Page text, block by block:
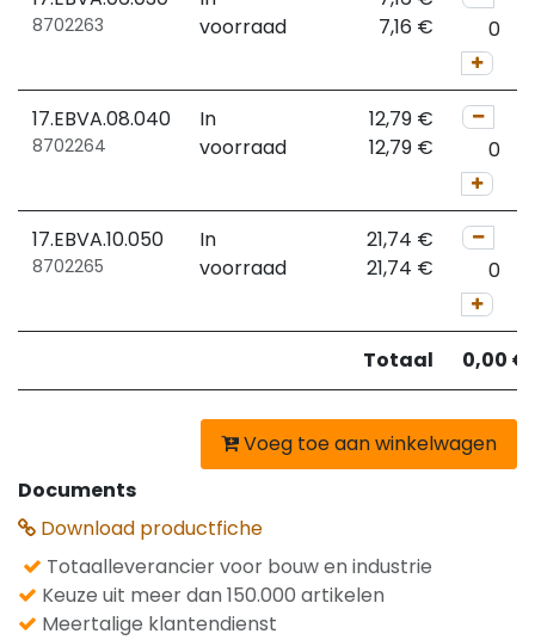
8702263
voorraad
7,16 €
17.EBVA.08.040
8702264
In
voorraad
12,79 €
12,79 €
17.EBVA.10.050
8702265
In
voorraad
21,74 €
21,74 €
Totaal 0,00 €
Voeg toe aan winkelwagen
Documents
Download productfiche
Totaalleverancier voor bouw en industrie
Keuze uit meer dan 150.000 artikelen
Meertalige klantendienst